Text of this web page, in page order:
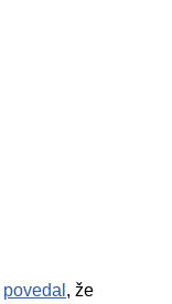
povedal , že